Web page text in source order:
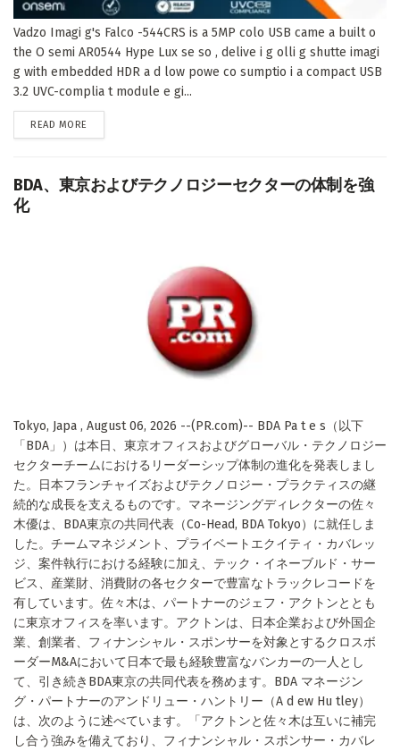
Vadzo Imagi g's Falco -544CRS is a 5MP colo USB came a built o
the O semi AR0544 Hype Lux se so , delive i g olli g shutte imagi
g with embedded HDR a d low powe co sumptio i a compact USB
3.2 UVC-complia t module e gi...
READ MORE
BDA、東京およびテクノロジーセクターの体制を強
化
Tokyo, Japa , August 06, 2026 --(PR.com)-- BDA Pa t e s（以下
「BDA」）は本日、東京オフィスおよびグローバル・テクノロジー
セクターチームにおけるリーダーシップ体制の進化を発表しまし
た。日本フランチャイズおよびテクノロジー・プラクティスの継
続的な成長を支えるものです。マネージングディレクターの佐々
木優は、BDA東京の共同代表（Co-Head, BDA Tokyo）に就任しま
した。チームマネジメント、プライベートエクイティ・カバレッ
ジ、案件執行における経験に加え、テック・イネーブルド・サー
ビス、産業財、消費財の各セクターで豊富なトラックレコードを
有しています。佐々木は、パートナーのジェフ・アクトンととも
に東京オフィスを率います。アクトンは、日本企業および外国企
業、創業者、フィナンシャル・スポンサーを対象とするクロスボ
ーダーM&Aにおいて日本で最も経験豊富なバンカーの一人とし
て、引き続きBDA東京の共同代表を務めます。BDA マネージン
グ・パートナーのアンドリュー・ハントリー（A d ew Hu tley）
は、次のように述べています。「アクトンと佐々木は互いに補完
し合う強みを備えており、フィナンシャル・スポンサー・カバレ